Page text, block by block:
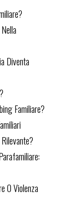
Diventa
Familiare?
O Violenza